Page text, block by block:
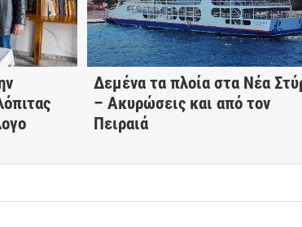
Δεμένα τα πλοία στα Νέα
– Ακυρώσεις και από τον
Πειραιά